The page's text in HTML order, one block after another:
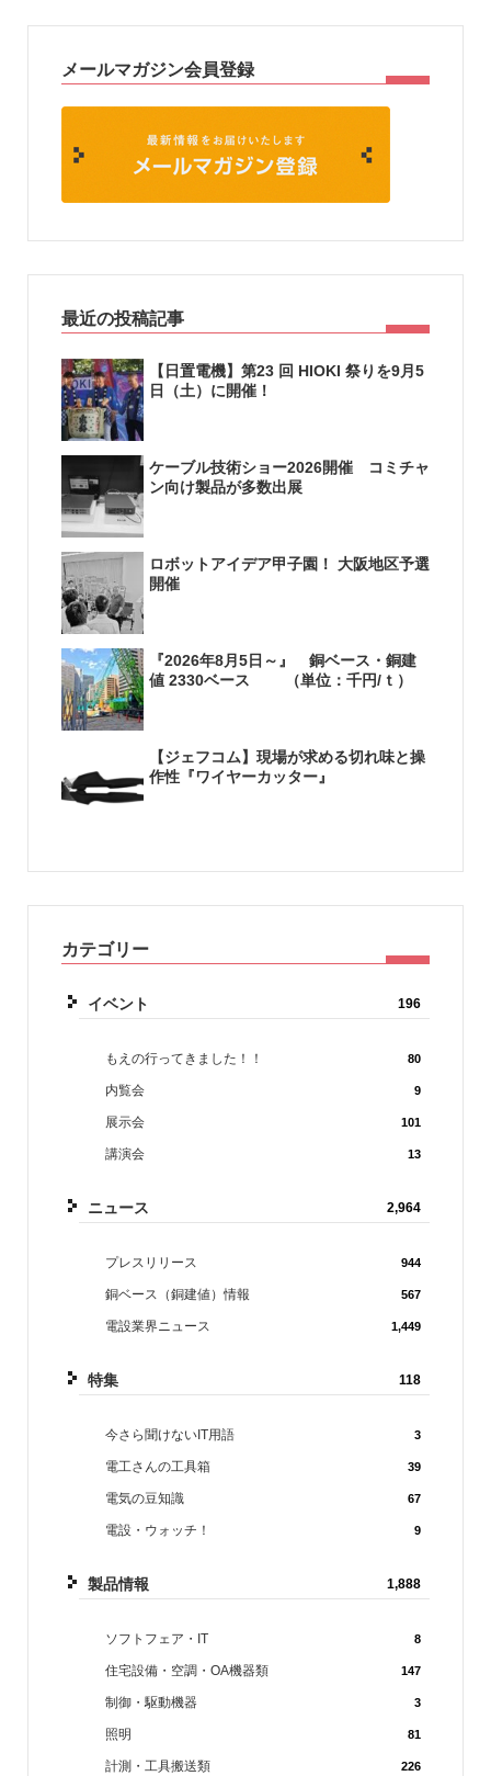
メールマガジン会員登録
最近の投稿記事
【日置電機】第23 回 HIOKI 祭りを9月5
日（土）に開催！
ケーブル技術ショー2026開催 コミチャ
ン向け製品が多数出展
ロボットアイデア甲子園！ 大阪地区予選
開催
『2026年8月5日～』 銅ベース・銅建
値 2330ベース （単位：千円/ｔ）
【ジェフコム】現場が求める切れ味と操
作性『ワイヤーカッター』
カテゴリー
イベント 196
もえの行ってきました！！ 80
内覧会 9
展示会 101
講演会 13
ニュース 2,964
プレスリリース 944
銅ベース（銅建値）情報 567
電設業界ニュース 1,449
特集 118
今さら聞けないIT用語 3
電工さんの工具箱 39
電気の豆知識 67
電設・ウォッチ！ 9
製品情報 1,888
ソフトフェア・IT 8
住宅設備・空調・OA機器類 147
制御・駆動機器 3
照明 81
計測・工具搬送類 226